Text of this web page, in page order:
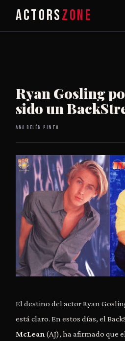
ACTORSZONE
Ryan Gosling
sido un
Ana Belén Pinto
El destino del actor Ryan
está claro. En estos días, el
McLean (AJ), ha afirmado que